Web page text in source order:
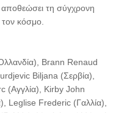
τη σύγχρονη
κόσμο.
Brann Renaud
Biljana (Σερβία),
(Αγγλία), Kirby John
Leglise Frederic (Γαλλία),